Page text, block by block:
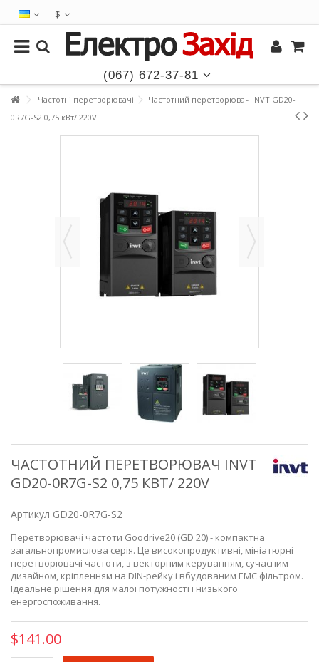
$
(067) 672-37-81
Частотні перетворювачі
Частотний перетворювач INVT GD20-
0R7G-S2 0,75 кВт/ 220V
ЧАСТОТНИЙ ПЕРЕТВОРЮВАЧ INVT
GD20-0R7G-S2 0,75 КВТ/ 220V
Артикул GD20-0R7G-S2
Перетворювачі частоти Goodrive20 (GD 20) - компактна
загальнопромислова серія. Це високопродуктивні, мініатюрні
перетворювачі частоти, з векторним керуванням, сучасним
дизайном, кріпленням на DIN-рейку і вбудованим ЕМС фільтром.
Ідеальне рішення для малої потужності і низького
енергоспоживання.
$141.00